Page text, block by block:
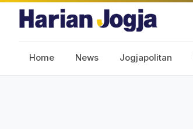
Home News Jogjapolitan